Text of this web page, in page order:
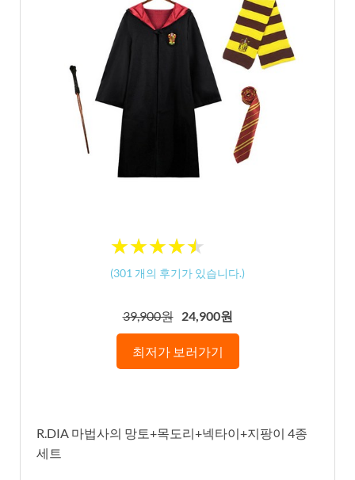
★★★★★
★★★★★
(301 개의 후기가 있습니다.)
39,900원 24,900원
최저가 보러가기
R.DIA 마법사의 망토+목도리+넥타이+지팡이 4종
세트